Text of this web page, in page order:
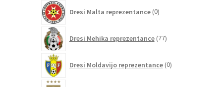
Dresi Malta reprezentance 0izdelkov
Dresi Mehika reprezentance 77izdelkov
Dresi Moldavijo reprezentance 0izdelkov